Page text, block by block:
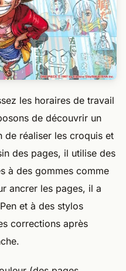
les horaires de travail
de découvrir un
de réaliser les croquis et
des pages, il utilise des
à des gommes comme
ancrer les pages, il a
et à des stylos
corrections après